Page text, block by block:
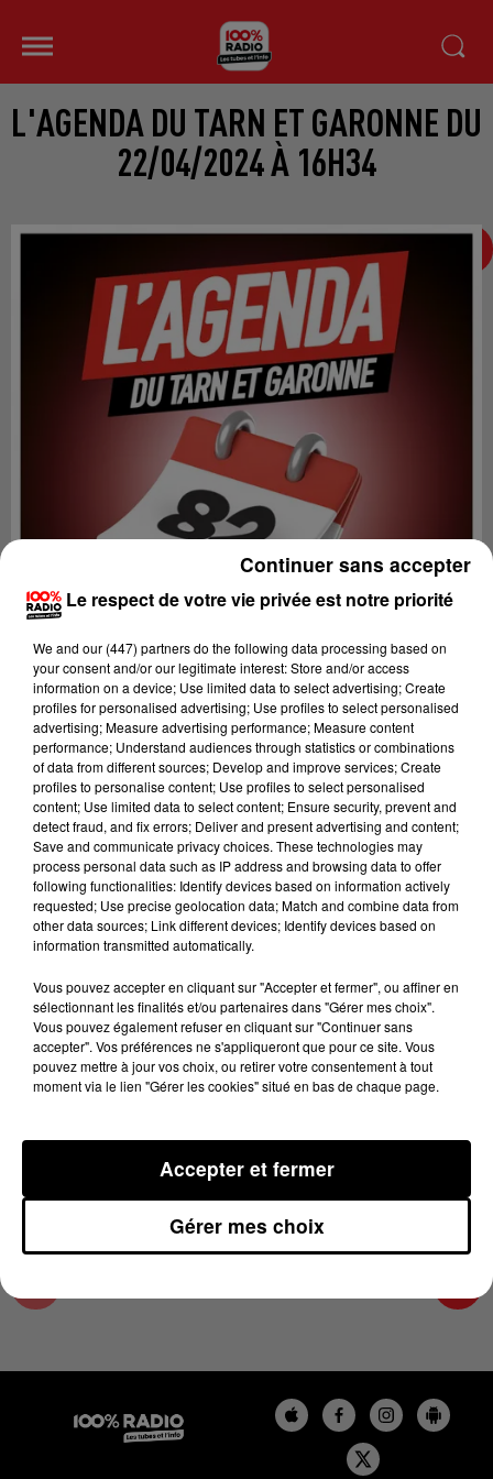
L'AGENDA DU TARN ET GARONNE DU
22/04/2024 À 16H34
Lecture (1 min 13 sec)
100%
100% Radio l'agenda du Tarn et Garonne
22 avril 2024 - 1 min 13 sec
L'AGENDA DU TARN ET GARONNE DU
22/04/2024 À 16H34
L'agenda du Tarn et Garonne
Le respect de votre vie privée est notre priorité
We and our (447) partnersdo the following data processing based on
your consent and/or our legitimate interest: Store and/or access
information on a device; Use limited data to select advertising; Create
profiles for personalised advertising; Use profiles to select personalised
advertising; Measure advertising performance; Measure content
performance; Understand audiences through statistics or combinations
of data from different sources; Develop and improve services; Create
profiles to personalise content; Use profiles to select personalised
content; Use limited data to select content; Ensure security, prevent and
detect fraud, and fix errors; Deliver and present advertising and content;
Save and communicate privacy choices. These technologies may
process personal data such as IP address and browsing data to offer
following functionalities: Identify devices based on information actively
requested; Use precise geolocation data; Match and combine data from
other data sources; Link different devices; Identify devices based on
information transmitted automatically.
Vous pouvez accepter en cliquant sur "Accepter et fermer", ou affiner en
sélectionnant les finalités et/ou partenaires dans "Gérer mes choix".
Vous pouvez également refuser en cliquant sur "Continuer sans
accepter". Vos préférences ne s'appliqueront que pour ce site. Vous
pouvez mettre à jour vos choix, ou retirer votre consentement à tout
moment via le lien "Gérer les cookies" situé en bas de chaque page.
Gérer mes choix
Accepter et fermer
Continuer sans accepter